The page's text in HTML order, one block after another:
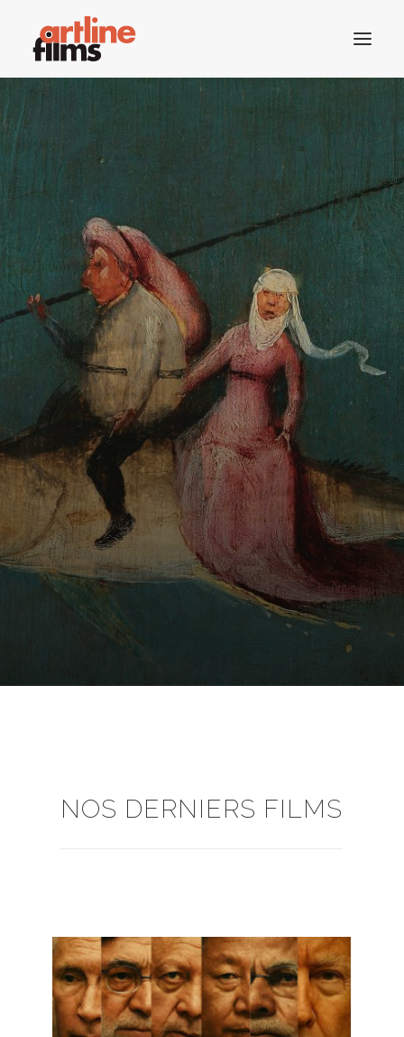
ACCUEIL
CATALOGUE
ACTUALITÉS
CONTACTS
RECHERCHE
NOS DERNIERS FILMS